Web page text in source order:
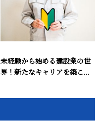
未経験から始める建設業の世
界！新たなキャリアを築こ...